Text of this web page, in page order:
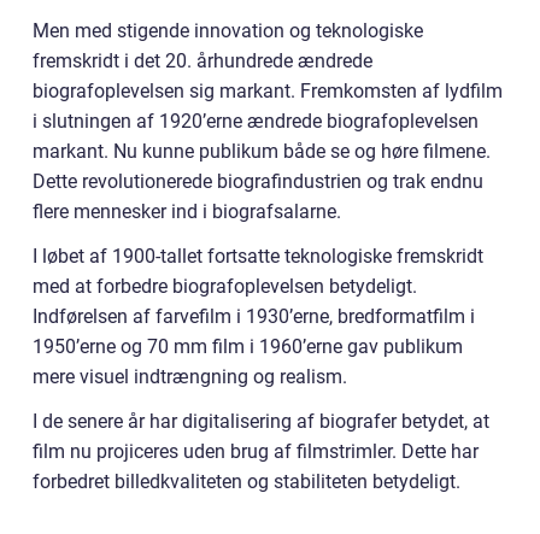
Men med stigende innovation og teknologiske
fremskridt i det 20. århundrede ændrede
biografoplevelsen sig markant. Fremkomsten af lydfilm
i slutningen af 1920’erne ændrede biografoplevelsen
markant. Nu kunne publikum både se og høre filmene.
Dette revolutionerede biografindustrien og trak endnu
flere mennesker ind i biografsalarne.
I løbet af 1900-tallet fortsatte teknologiske fremskridt
med at forbedre biografoplevelsen betydeligt.
Indførelsen af farvefilm i 1930’erne, bredformatfilm i
1950’erne og 70 mm film i 1960’erne gav publikum
mere visuel indtrængning og realism.
I de senere år har digitalisering af biografer betydet, at
film nu projiceres uden brug af filmstrimler. Dette har
forbedret billedkvaliteten og stabiliteten betydeligt.